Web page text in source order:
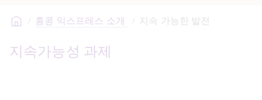
/ 홍콩 익스프레스 소개 / 지속 가능한 발전
지속가능성 과제